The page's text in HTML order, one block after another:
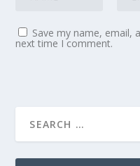
Save my name, email,
next time I comment.